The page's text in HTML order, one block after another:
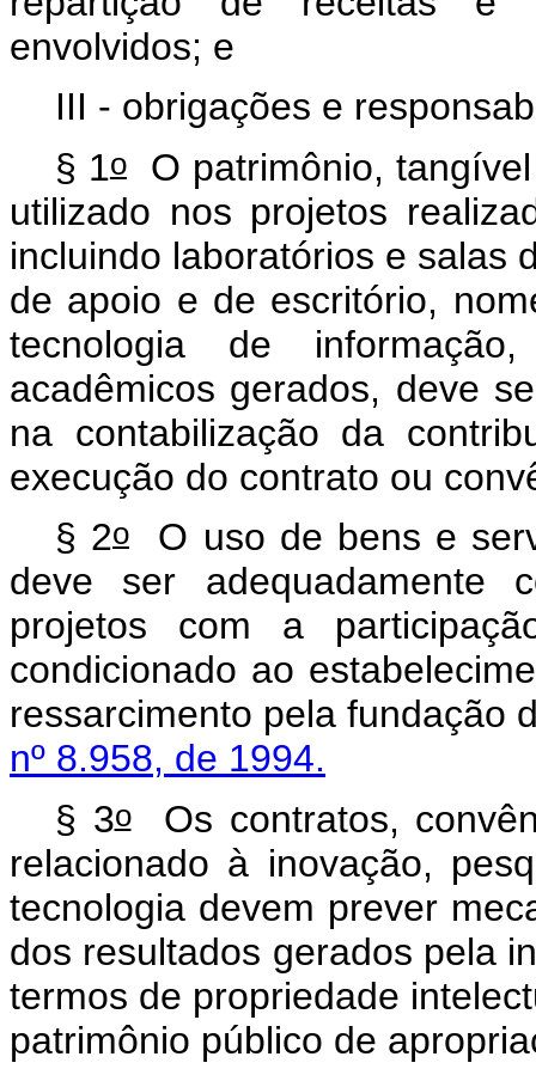
envolvidos; e
III - obrigações e
§ 1oO patrimônio, tangível
utilizado nos projetos
incluindo laboratórios e salas
de apoio e de escritório,
tecnologia de
acadêmicos gerados, deve
na contabilização da
execução do contrato ou
§ 2oO uso de bens e
deve ser adequadamente
projetos com a
condicionado ao
ressarcimento pela fundação
nº 8.958, de 1994.
§ 3oOs contratos,
relacionado à inovação,
tecnologia devem prever
dos resultados gerados pela
termos de propriedade
patrimônio público de